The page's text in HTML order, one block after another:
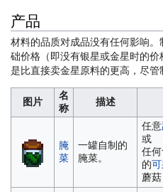
产品
材料的品质对成品没有任何影响
础价格（即没有银星或金星时的
是比直接卖金星原料的更高，尽管
图片
名
称
描述
腌
菜
一罐自制的
腌菜。
任意
或
任
的
蘑菇